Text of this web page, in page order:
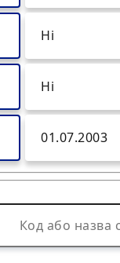
Ні
Ні
01.07.2003